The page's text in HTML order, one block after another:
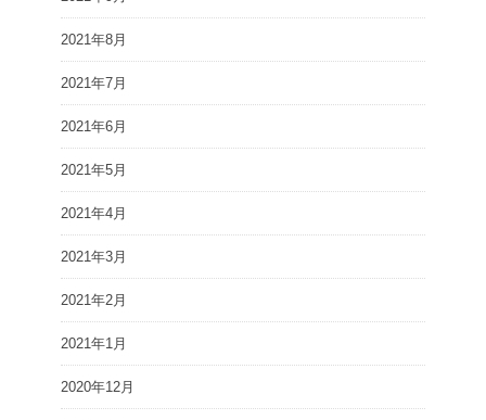
2021年8月
2021年7月
2021年6月
2021年5月
2021年4月
2021年3月
2021年2月
2021年1月
2020年12月